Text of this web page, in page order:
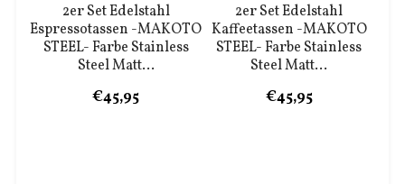
2er Set Edelstahl
Espressotassen -MAKOTO
STEEL- Farbe Stainless
Steel Matt...
€45,95
2er Set Edelstahl
Kaffeetassen -MAKOTO
STEEL- Farbe Stainless
Steel Matt...
€45,95